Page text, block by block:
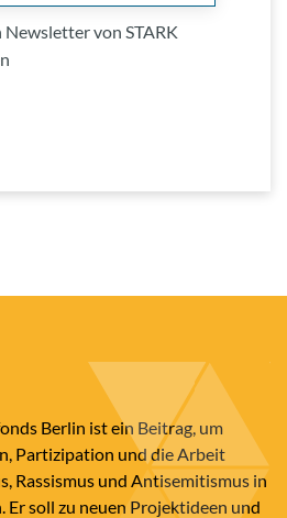
von STARK
Berlin ist ein Beitrag, um
Partizipation und die Arbeit
Rassismus und Antisemitismus in
Er soll zu neuen Projektideen und